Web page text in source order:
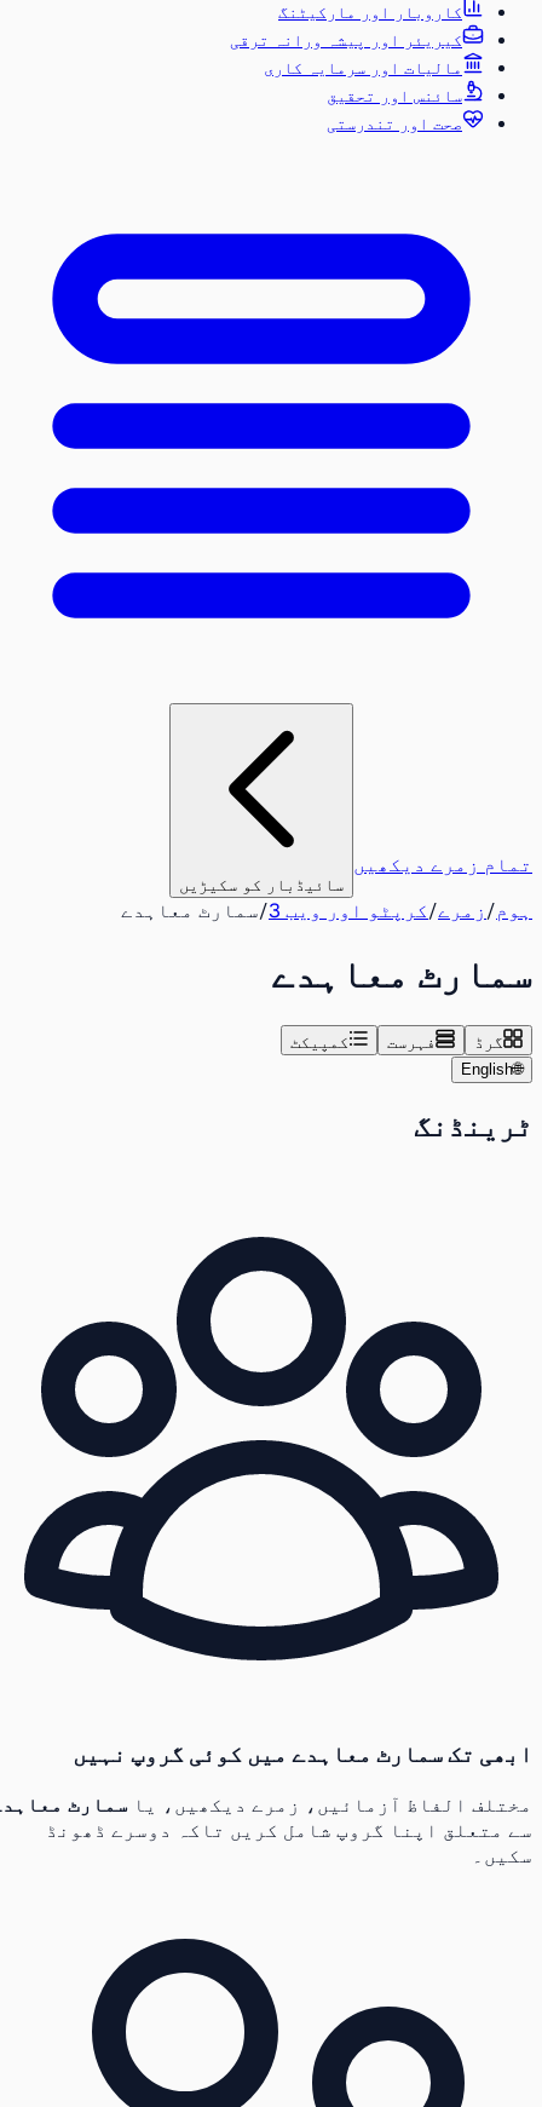
کاروبار اور مارکیٹنگ
کیریئر اور پیشہ ورانہ ترقی
مالیات اور سرمایہ کاری
سائنس اور تحقیق
صحت اور تندرستی
تمام زمرے دیکھیں
سائیڈبار کو سکیڑیں
ہوم /زمرے/کرپٹو اور ویب 3 /سمارٹ معاہدے
سمارٹ معاہدے
گرڈ فہرست کمپیکٹ
🌐
English
ٹرینڈنگ
ابھی تک سمارٹ معاہدے میں کوئی گروپ نہیں
مختلف الفاظ آزمائیں، زمرے دیکھیں، یا سمارٹ معاہدے
سے متعلق اپنا گروپ شامل کریں تاکہ دوسرے ڈھونڈ
سکیں۔